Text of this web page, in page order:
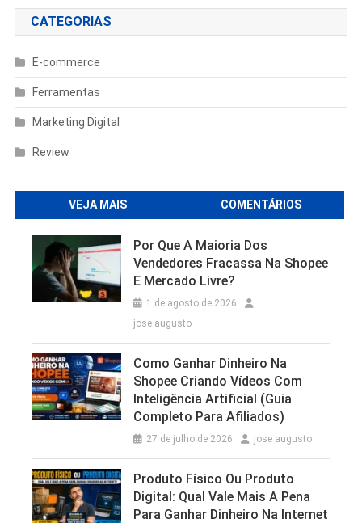
CATEGORIAS
E-commerce
Ferramentas
Marketing Digital
Review
VEJA MAIS COMENTÁRIOS
Por Que A Maioria Dos
Vendedores Fracassa Na Shopee
E Mercado Livre?
1 de agosto de 2026
jose augusto
Como Ganhar Dinheiro Na
Shopee Criando Vídeos Com
Inteligência Artificial (Guia
Completo Para Afiliados)
27 de julho de 2026 jose augusto
Produto Físico Ou Produto
Digital: Qual Vale Mais A Pena
Para Ganhar Dinheiro Na Internet